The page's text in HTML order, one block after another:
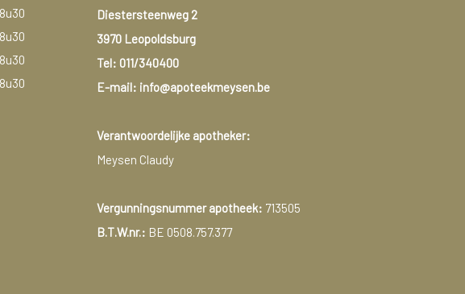
Diestersteenweg 2
3970 Leopoldsburg
Tel: 011/340400
E-mail: info@apoteekmeysen.be
Verantwoordelijke apotheker:
Meysen Claudy
Vergunningsnummer apotheek: 713505
B.T.W.nr.: BE 0508.757.377